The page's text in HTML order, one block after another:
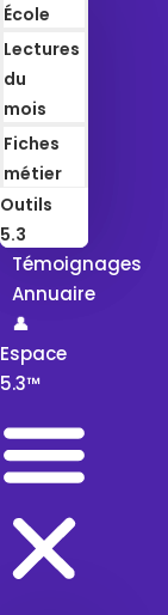
École
Lectures
du
mois
Fiches
métier
Outils
5.3
Témoignages
Annuaire
👤
Espace
5.3™